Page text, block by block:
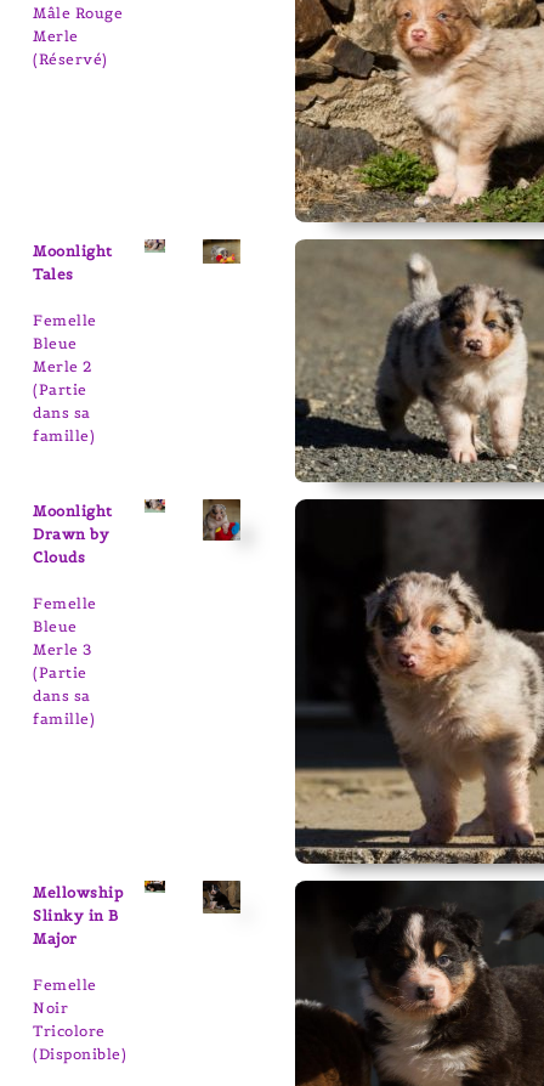
Mâle Rouge
Merle
(Réservé)
Moonlight
Tales
Femelle
Bleue
Merle 2
(Partie
dans sa
famille)
Moonlight
Drawn by
Clouds
Femelle
Bleue
Merle 3
(Partie
dans sa
famille)
Mellowship
Slinky in B
Major
Femelle
Noir
Tricolore
(Disponible)